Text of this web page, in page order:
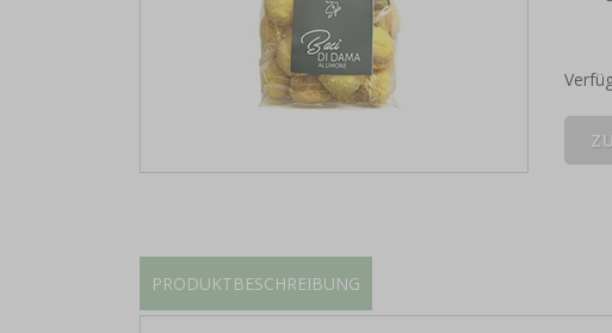
PRODUKTBESCHREIBUNG